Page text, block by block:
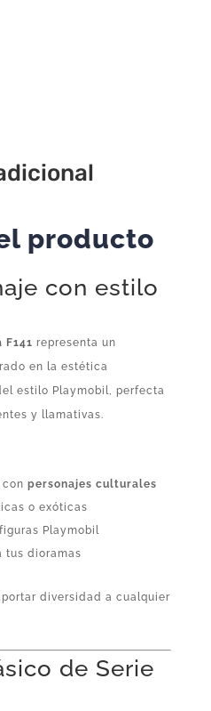
producto
con estilo
representa un
en la estética
estilo Playmobil, perfecta
y llamativas.
personajes culturales
o exóticas
Playmobil
tus dioramas
diversidad a cualquier
de Serie